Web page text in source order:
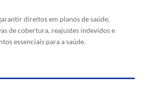
direitos em planos de saúde,
de cobertura, reajustes indevidos e
essenciais para a saúde.
negativas de cobertura, reajustes
acesso a tratamentos essenciais para a
saúde.